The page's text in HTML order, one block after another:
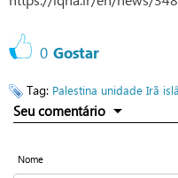
0 Gostar
Tag: Palestina unidade Irã
Seu comentário
Nome